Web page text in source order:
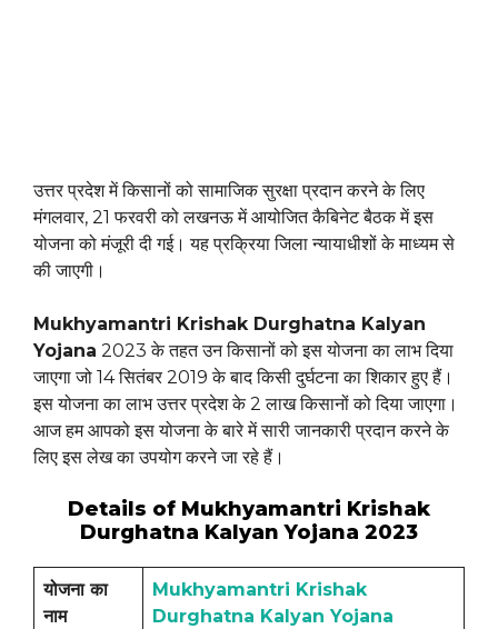
उत्तर प्रदेश में किसानों को सामाजिक सुरक्षा प्रदान करने के लिए
मंगलवार, 21 फरवरी को लखनऊ में आयोजित कैबिनेट बैठक में इस
योजना को मंजूरी दी गई। यह प्रक्रिया जिला न्यायाधीशों के माध्यम से
की जाएगी।
Mukhyamantri Krishak Durghatna Kalyan
Yojana 2023 के तहत उन किसानों को इस योजना का लाभ दिया
जाएगा जो 14 सितंबर 2019 के बाद किसी दुर्घटना का शिकार हुए हैं।
इस योजना का लाभ उत्तर प्रदेश के 2 लाख किसानों को दिया जाएगा।
आज हम आपको इस योजना के बारे में सारी जानकारी प्रदान करने के
लिए इस लेख का उपयोग करने जा रहे हैं।
Details of Mukhyamantri Krishak
Durghatna Kalyan Yojana 2023
योजना का
नाम
Mukhyamantri Krishak
Durghatna Kalyan Yojana